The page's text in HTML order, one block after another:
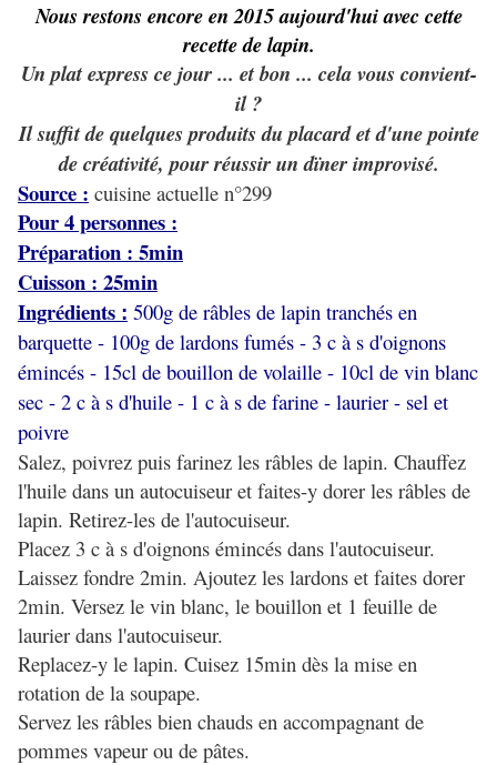
Nous restons encore en 2015 aujourd'hui avec cette
recette de lapin.
Un plat express ce jour ... et bon ... cela vous convient-
il ?
Il suffit de quelques produits du placard et d'une pointe
de créativité, pour réussir un dïner improvisé.
Source : cuisine actuelle n°299
Pour 4 personnes :
Préparation : 5min
Cuisson : 25min
Ingrédients : 500g de râbles de lapin tranchés en
barquette - 100g de lardons fumés - 3 c à s d'oignons
émincés - 15cl de bouillon de volaille - 10cl de vin blanc
sec - 2 c à s d'huile - 1 c à s de farine - laurier - sel et
poivre
Salez, poivrez puis farinez les râbles de lapin. Chauffez
l'huile dans un autocuiseur et faites-y dorer les râbles de
lapin. Retirez-les de l'autocuiseur.
Placez 3 c à s d'oignons émincés dans l'autocuiseur.
Laissez fondre 2min. Ajoutez les lardons et faites dorer
2min. Versez le vin blanc, le bouillon et 1 feuille de
laurier dans l'autocuiseur.
Replacez-y le lapin. Cuisez 15min dès la mise en
rotation de la soupape.
Servez les râbles bien chauds en accompagnant de
pommes vapeur ou de pâtes.